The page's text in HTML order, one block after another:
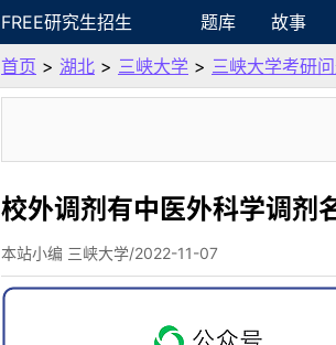
FREE研究生招生 题库 故事
首页 > 湖北 > 三峡大学 > 三峡大学考研
校外调剂有中医外科学调剂
本站小编 三峡大学/2022-11-07